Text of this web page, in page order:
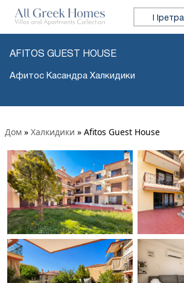
Претражи:
AFITOS GUEST HOUSE
Афитос Касандра Халкидики
Дом » Халкидики » Afitos Guest House